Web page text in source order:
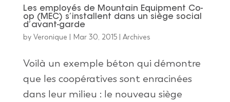
Les employés de Mountain Equipment Co-
op (MEC) s’installent dans un siège social
d’avant-garde
by Veronique | Mar 30, 2015| Archives
Voilà un exemple béton qui démontre
que les coopératives sont enracinées
dans leur milieu : le nouveau siège